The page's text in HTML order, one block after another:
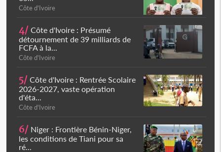
Côte d'Ivoire
4/ Côte d'Ivoire : Présumé
détournement de 39 milliards de
FCFA à la...
Côte d'Ivoire
5/ Côte d'Ivoire : Rentrée Scolaire
2026-2027, vaste opération
d'éta...
Côte d'Ivoire
6/ Niger : Frontière Bénin-Niger,
les conditions de Tiani pour sa
ré...